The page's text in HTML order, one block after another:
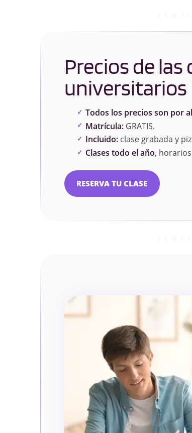
Precios de las
universitarios
Todos los precios son por
Matrícula: GRATIS.
Incluido: clase grabada y
Clases todo el año,
RESERVA TU CLASE